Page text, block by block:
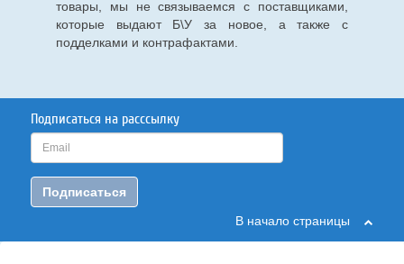
товары, мы не связываемся с поставщиками,
которые выдают Б\У за новое, а также с
подделками и контрафактами.
Подписаться на расссылку
Подписаться
В начало страницы